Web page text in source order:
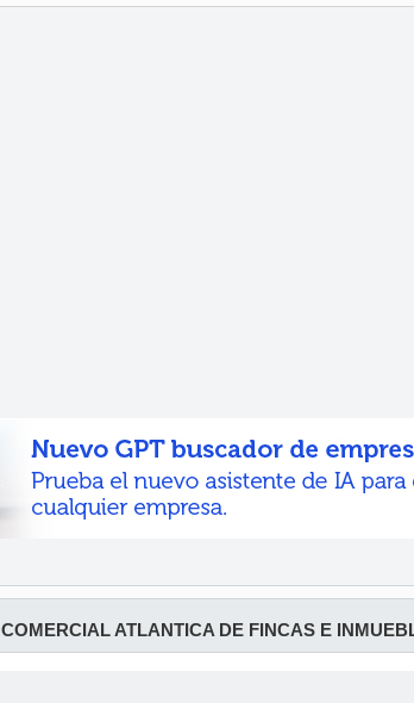
COMERCIAL ATLANTICA DE FINCAS E